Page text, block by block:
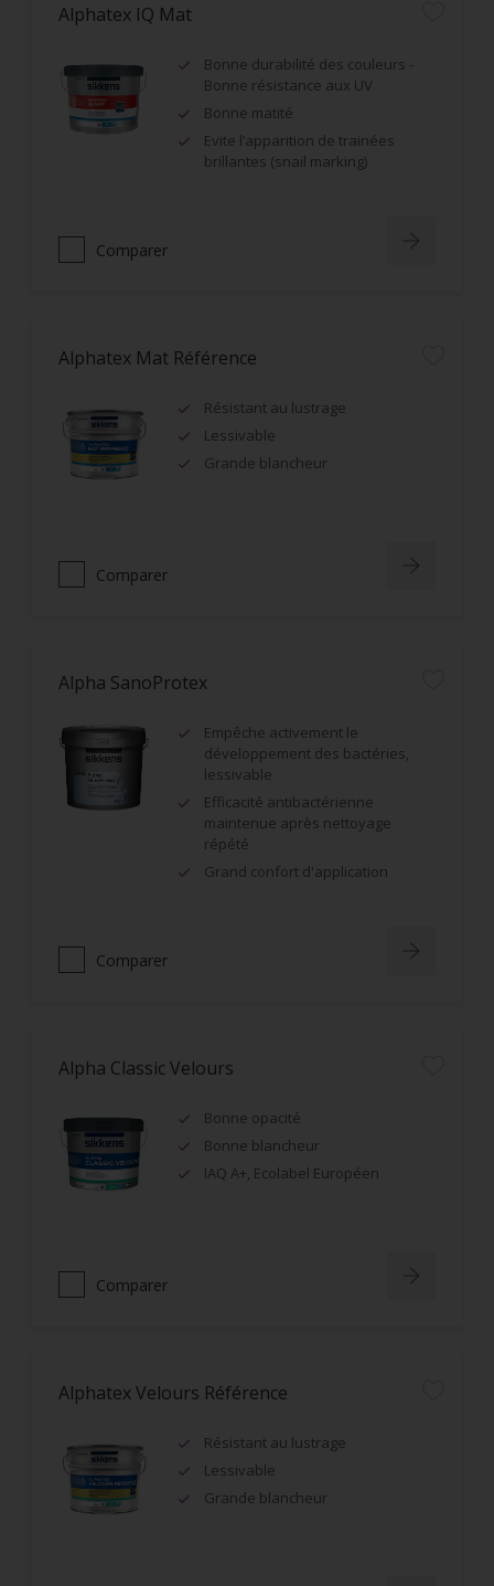
Alphatex IQ Mat
Bonne durabilité des couleurs -
Bonne résistance aux UV
Bonne matité
Evite l’apparition de trainées
brillantes (snail marking)
Comparer
Alphatex Mat Référence
Résistant au lustrage
Lessivable
Grande blancheur
Comparer
Alpha SanoProtex
Empêche activement le
développement des bactéries,
lessivable
Efficacité antibactérienne
maintenue après nettoyage
répété
Grand confort d'application
Comparer
Alpha Classic Velours
Bonne opacité
Bonne blancheur
IAQ A+, Ecolabel Européen
Comparer
Alphatex Velours Référence
Résistant au lustrage
Lessivable
Grande blancheur